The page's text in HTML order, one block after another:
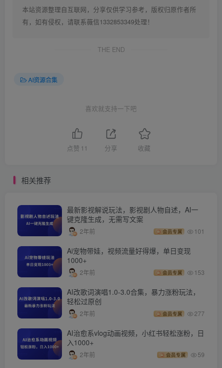
本站资源整理自互联网，分享仅供学习参考，版权归原作者所
有，如有侵权，请联系薇信1332853349处理！
THE END
AI资源合集
喜欢就支持一下吧
点赞 11 分享 收藏
相关推荐
最新影视解说玩法，影视剧人物自述，AI一
键克隆生成，无需写文案
2年前 会员专属 101
Ai宠物带娃，视频流量好得爆，单日变现
1000+
2年前 会员专属 153
AI改歌词演唱1.0-3.0合集，暴力涨粉玩法，
轻松过原创
2年前 会员专属 277
AI治愈系vlog动画视频，小红书轻松涨粉，日
入1000+
2年前 会员专属 59